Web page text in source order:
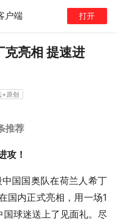
户端 打开
亮相 提速进
+原创
推荐
攻！
国国奥队在荷兰人希丁
国内正式亮相，用一场1
球迷送上了见面礼。尽